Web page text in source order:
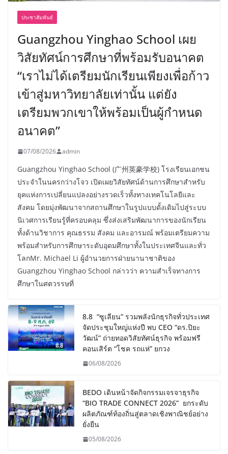
ประชาสัมพันธ์
Guangzhou Yinghao School เผย
วิสัยทัศน์การศึกษาที่พร้อมรับอนาคต
“เราไม่ได้เตรียมนักเรียนเพียงเพื่อก้าว
เข้าสู่มหาวิทยาลัยเท่านั้น แต่ยัง
เตรียมพวกเขาให้พร้อมเป็นผู้กำหนด
อนาคต”
07/08/2026 admin
Guangzhou Yinghao School (广州英豪学校) โรงเรียนเอกชน
ประจำในนครกว่างโจว เปิดเผยวิสัยทัศน์ด้านการศึกษาสำหรับ
ยุคแห่งการเปลี่ยนแปลงอย่างรวดเร็วทั้งทางเทคโนโลยีและ
สังคม โดยมุ่งพัฒนาจากสถานศึกษาในรูปแบบดั้งเดิมไปสู่ระบบ
นิเวศการเรียนรู้ที่ครอบคลุม ซึ่งส่งเสริมพัฒนาการของนักเรียน
ทั้งด้านวิชาการ คุณธรรม สังคม และอารมณ์ พร้อมเตรียมความ
พร้อมสำหรับการศึกษาระดับอุดมศึกษาทั้งในประเทศจีนและทั่ว
โลกMr. Michael Li ผู้อำนวยการฝ่ายนานาชาติของ
Guangzhou Yinghao School กล่าวว่า ความสำเร็จทางการ
ศึกษาในศตวรรษที่
8.8 “ซูเลียน” รวมพลังนักธุรกิจทั่วประเทศ
จัดประชุมใหญ่แห่งปี พบ CEO “ดร.ปิยะ
วัฒน์” ถ่ายทอดวิสัยทัศน์ธุรกิจ พร้อมฟรี
คอนเสิร์ต “โชค รถแห่” ยกวง
06/08/2026
BEDO เดินหน้าจัดกิจกรรมเจรจาธุรกิจ
“BIO TRADE CONNECT 2026” ยกระดับ
ผลิตภัณฑ์ท้องถิ่นสู่ตลาดเชิงพาณิชย์อย่าง
ยั่งยืน
05/08/2026